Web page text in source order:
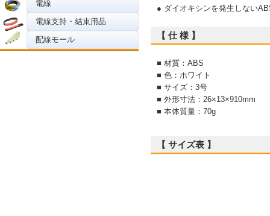
電線
電線支持・結束用品
配線モール
● ダイオキシンを発生しない
【 仕 様 】
■ 材質：ABS
■ 色：ホワイト
■ サイズ：3号
■ 外形寸法：26×13×910mm
■ 本体質量：70g
【 サイズ表 】